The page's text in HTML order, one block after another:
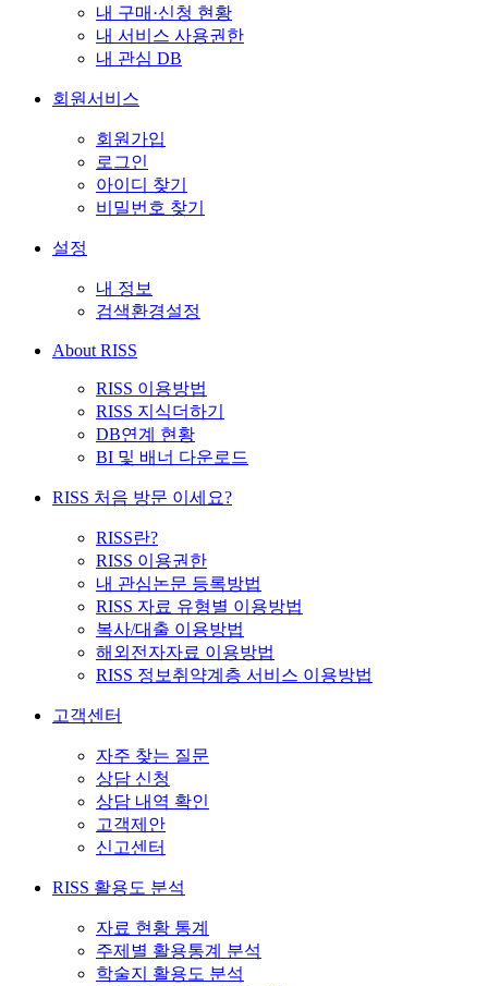
내 구매·신청 현황
내 서비스 사용권한
내 관심 DB
회원서비스
회원가입
로그인
아이디 찾기
비밀번호 찾기
설정
내 정보
검색환경설정
About RISS
RISS 이용방법
RISS 지식더하기
DB연계 현황
BI 및 배너 다운로드
RISS 처음 방문 이세요?
RISS란?
RISS 이용권한
내 관심논문 등록방법
RISS 자료 유형별 이용방법
복사/대출 이용방법
해외전자자료 이용방법
RISS 정보취약계층 서비스 이용방법
고객센터
자주 찾는 질문
상담 신청
상담 내역 확인
고객제안
신고센터
RISS 활용도 분석
자료 현황 통계
주제별 활용통계 분석
학술지 활용도 분석